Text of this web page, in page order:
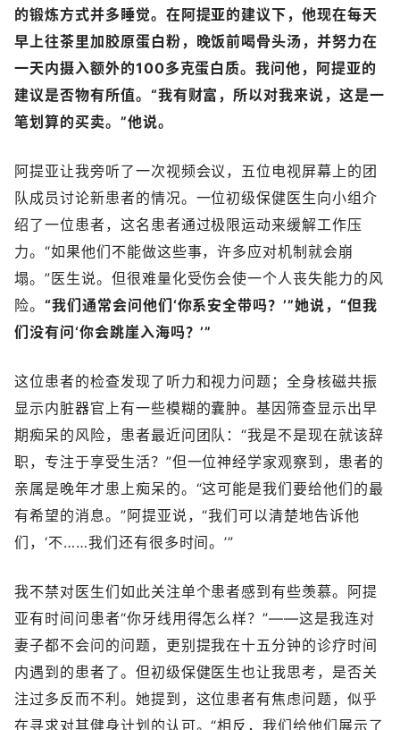
的锻炼方式并多睡觉。在阿提亚的建议下，他现在每天
早上往茶里加胶原蛋白粉，晚饭前喝骨头汤，并努力在
一天内摄入额外的100多克蛋白质。我问他，阿提亚的
建议是否物有所值。“我有财富，所以对我来说，这是一
笔划算的买卖。”他说。
阿提亚让我旁听了一次视频会议，五位电视屏幕上的团
队成员讨论新患者的情况。一位初级保健医生向小组介
绍了一位患者，这名患者通过极限运动来缓解工作压
力。“如果他们不能做这些事，许多应对机制就会崩
塌。”医生说。但很难量化受伤会使一个人丧失能力的风
险。 “我们通常会问他们‘你系安全带吗？’”她说，“但我
们没有问‘你会跳崖入海吗？’”
这位患者的检查发现了听力和视力问题；全身核磁共振
显示内脏器官上有一些模糊的囊肿。基因筛查显示出早
期痴呆的风险，患者最近问团队：“我是不是现在就该辞
职，专注于享受生活？”但一位神经学家观察到，患者的
亲属是晚年才患上痴呆的。“这可能是我们要给他们的最
有希望的消息。”阿提亚说，“我们可以清楚地告诉他
们，‘不……我们还有很多时间。’”
我不禁对医生们如此关注单个患者感到有些羡慕。阿提
亚有时间问患者“你牙线用得怎么样？”——这是我连对
妻子都不会问的问题，更别提我在十五分钟的诊疗时间
内遇到的患者了。但初级保健医生也让我思考，是否关
注过多反而不利。她提到，这位患者有焦虑问题，似乎
在寻求对其健身计划的认可。“相反，我们给他们展示了